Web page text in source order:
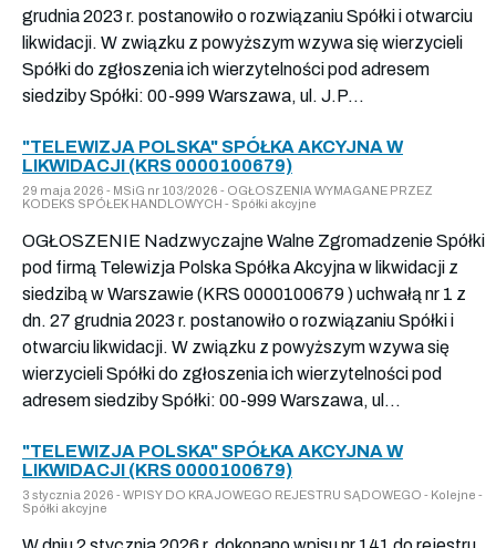
grudnia 2023 r. postanowiło o rozwiązaniu Spółki i otwarciu
likwidacji. W związku z powyższym wzywa się wierzycieli
Spółki do zgłoszenia ich wierzytelności pod adresem
siedziby Spółki: 00-999 Warszawa, ul. J.P...
"TELEWIZJA POLSKA" SPÓŁKA AKCYJNA W
LIKWIDACJI (KRS 0000100679)
29 maja 2026 - MSiG nr 103/2026 - OGŁOSZENIA WYMAGANE PRZEZ
KODEKS SPÓŁEK HANDLOWYCH - Spółki akcyjne
OGŁOSZENIE Nadzwyczajne Walne Zgromadzenie Spółki
pod firmą Telewizja Polska Spółka Akcyjna w likwidacji z
siedzibą w Warszawie (KRS 0000100679 ) uchwałą nr 1 z
dn. 27 grudnia 2023 r. postanowiło o rozwiązaniu Spółki i
otwarciu likwidacji. W związku z powyższym wzywa się
wierzycieli Spółki do zgłoszenia ich wierzytelności pod
adresem siedziby Spółki: 00-999 Warszawa, ul...
"TELEWIZJA POLSKA" SPÓŁKA AKCYJNA W
LIKWIDACJI (KRS 0000100679)
3 stycznia 2026 - WPISY DO KRAJOWEGO REJESTRU SĄDOWEGO - Kolejne -
Spółki akcyjne